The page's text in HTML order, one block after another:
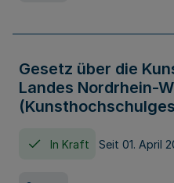
Gesetz über die
Landes Nordrhein-
In Kraft Seit 01. April